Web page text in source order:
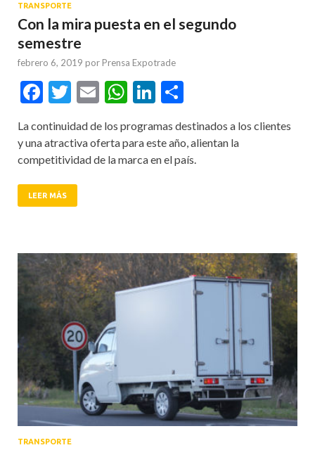
TRANSPORTE
Con la mira puesta en el segundo
semestre
febrero 6, 2019 por Prensa Expotrade
Facebook
Twitter
EmailWhatsApp
LinkedIn
La continuidad de los programas destinados a los clientes
y una atractiva oferta para este año, alientan la
competitividad de la marca en el país.
LEER MÁS
TRANSPORTE